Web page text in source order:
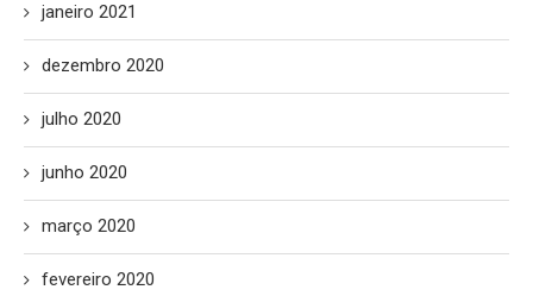
janeiro 2021
dezembro 2020
julho 2020
junho 2020
março 2020
fevereiro 2020